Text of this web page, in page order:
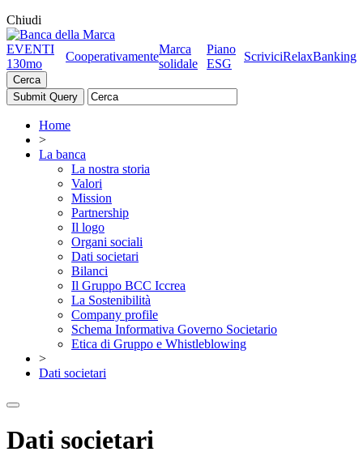
Chiudi
EVENTI
130mo
Cooperativamente
Marca
solidale
Piano
ESG
ScriviciRelaxBanking
Cerca
Home
>
La banca
La nostra storia
Valori
Mission
Partnership
Il logo
Organi sociali
Dati societari
Bilanci
Il Gruppo BCC Iccrea
La Sostenibilità
Company profile
Schema Informativa Governo Societario
Etica di Gruppo e Whistleblowing
>
Dati societari
Dati societari